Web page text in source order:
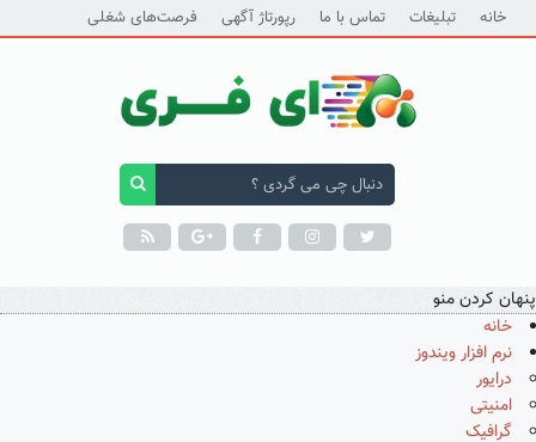
خانه تبلیغات تماس با ما رپورتاژ آگهی فرصت‌های شغلی
پنهان کردن منو
خانه
نرم افزار ویندوز
درایور
امنیتی
گرافیک